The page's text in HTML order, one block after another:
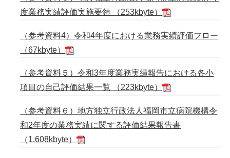
度業務実績評価実施要領 （253kbyte）
（参考資料4）令和4年度における業務実績評価フロー
（67kbyte）
（参考資料５）令和3年度業務実績報告における各小
項目の自己評価結果一覧 （223kbyte）
（参考資料６）地方独立行政法人福岡市立病院機構令
和2年度の業務実績に関する評価結果報告書
（1,608kbyte）